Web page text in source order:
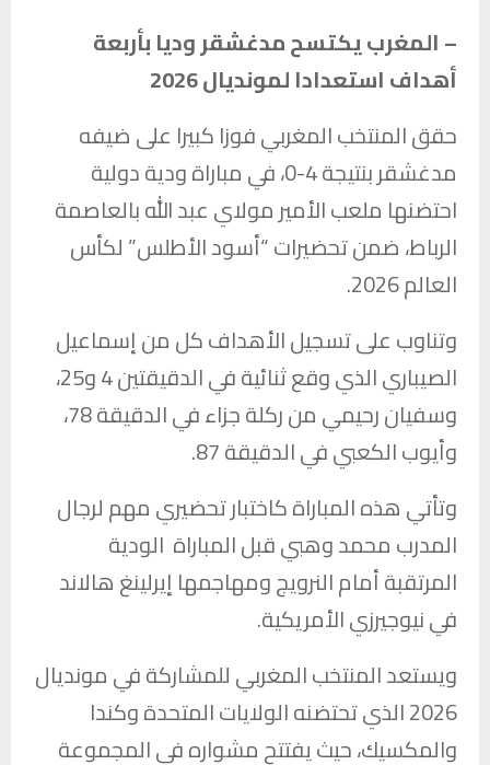
– المغرب يكتسح مدغشقر وديا بأربعة
أهداف استعدادا لمونديال 2026
حقق المنتخب المغربي فوزا كبيرا على ضيفه
مدغشقر بنتيجة 4-0، في مباراة ودية دولية
احتضنها ملعب الأمير مولاي عبد الله بالعاصمة
الرباط، ضمن تحضيرات “أسود الأطلس” لكأس
العالم 2026.
وتناوب على تسجيل الأهداف كل من إسماعيل
الصيباري الذي وقع ثنائية في الدقيقتين 4 و25،
وسفيان رحيمي من ركلة جزاء في الدقيقة 78،
وأيوب الكعبي في الدقيقة 87.
وتأتي هذه المباراة كاختبار تحضيري مهم لرجال
المدرب محمد وهبي قبل المباراة الودية
المرتقبة أمام النرويج ومهاجمها إيرلينغ هالاند
في نيوجيرزي الأمريكية.
ويستعد المنتخب المغربي للمشاركة في مونديال
2026 الذي تحتضنه الولايات المتحدة وكندا
والمكسيك، حيث يفتتح مشواره في المجموعة